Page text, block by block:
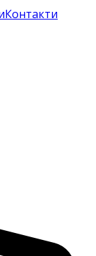
Контакти